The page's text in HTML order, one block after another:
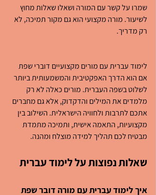
שמרו על קשר עם המורה ושאלו שאלות מחוץ
לשיעור. מורה מקצועי הוא גם מקור תמיכה, לא
רק מדריך.
לימוד עברית עם מורים מקצועיים דוברי שפת
אם הוא הדרך האפקטיבית והמשמעותית ביותר
לשלוט בשפה העברית. מורים כאלה לא רק
מלמדים את המילים והדקדוק, אלא גם מחברים
אתכם לתרבות ולחוויה הישראלית. השילוב בין
מקצועיות, התאמה אישית, ותמיכה מתמדת
מבטיח לכם תהליך למידה מוצלח ומהנה.
שאלות נפוצות על לימוד עברית
איך לימוד עברית עם מורה דובר שפת